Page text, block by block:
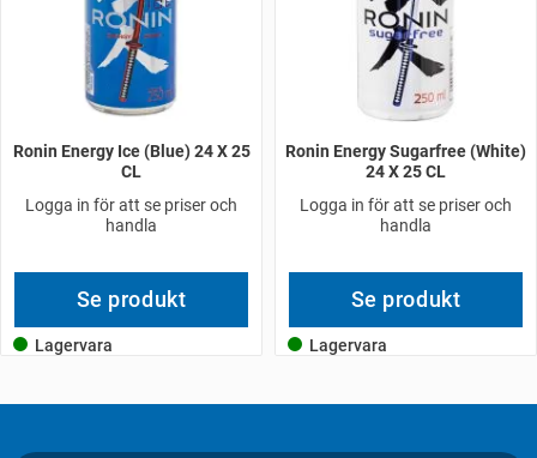
Ronin Energy Ice (Blue) 24 X 25
CL
Logga in för att se priser och
handla
Se produkt
Lagervara
Ronin Energy Sugarfree (White)
24 X 25 CL
Logga in för att se priser och
handla
Se produkt
Lagervara